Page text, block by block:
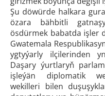
Şu döwürde halkara
özara bähbitli
ösdürmek babatda işler
Gwatemala
ygtyýarly ilçilerinden
Daşary ýurtlaryň
işleýän diplomatik
wekilleri bilen